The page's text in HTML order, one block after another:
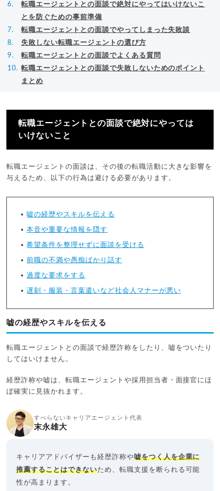
転職エージェントとの面談で絶対にやってはいけないこ
とを防ぐための事前準備
転職エージェントとの面談でやってしまった失敗談
失敗しない転職エージェントの選び方
転職エージェントとの面談でよくある質問
転職エージェントとの面談で失敗しないためのポイント
まとめ
転職エージェントとの面談で絶対にやっては
いけないこと
転職エージェントの面談は、その後の転職活動に大きな影響を
与えるため、以下の行為は避ける必要があります。
嘘の経歴やスキルを伝える
本音や重要な情報を隠す
希望条件を整理せずに面談を受ける
前職の不満や愚痴ばかり話す
過度な要求をする
遅刻・服装・言葉遣いなど社会人マナーが悪い
嘘の経歴やスキルを伝える
転職エージェントとの面談で経歴詐称をしたり、嘘をついたり
してはいけません。
経歴詐称や嘘は、転職エージェントや採用担当者・面接官にほ
ぼ確実に見抜かれます。
すべらないキャリアエージェント代表
末永雄大
キャリアアドバイザーも経歴詐称や嘘をつく人を企業に
推薦することはできないため、転職支援を断られる可能
性が高まります。